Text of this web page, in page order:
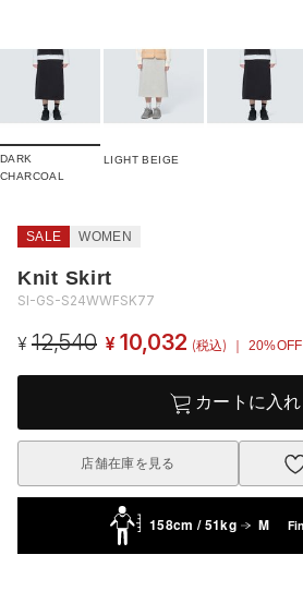
DARK
CHARCOAL
LIGHT BEIGE
SALE WOMEN
Knit Skirt
SI-GS-S24WWFSK77
¥ 12,540 ¥ 10,032 (税込) ｜ 20%OFF
カートに入
店舗在庫を見る
158cm / 51kg M